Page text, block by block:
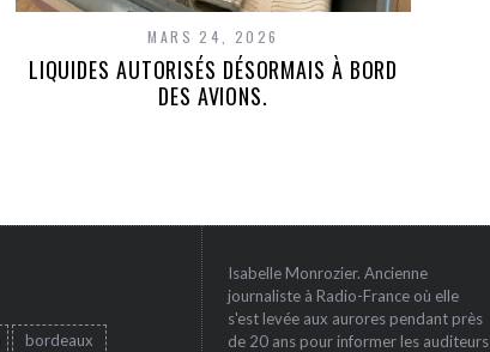
MARS 24, 2026
LIQUIDES AUTORISÉS DÉSORMAIS À BORD
DES AVIONS.
bordeaux
Isabelle Monrozier. Ancienne
journaliste à Radio-France où elle
s'est levée aux aurores pendant près
de 20 ans pour informer les auditeurs